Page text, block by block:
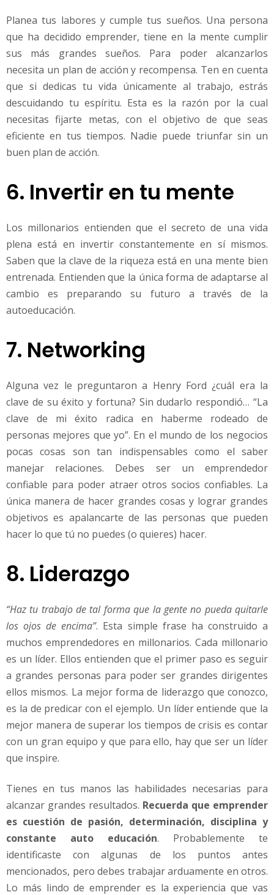
Planea tus labores y cumple tus sueños. Una persona
que ha decidido emprender, tiene en la mente cumplir
sus más grandes sueños. Para poder alcanzarlos
necesita un plan de acción y recompensa. Ten en cuenta
que si dedicas tu vida únicamente al trabajo, estrás
descuidando tu espíritu. Esta es la razón por la cual
necesitas fijarte metas, con el objetivo de que seas
eficiente en tus tiempos. Nadie puede triunfar sin un
buen plan de acción.
6. Invertir en tu mente
Los millonarios entienden que el secreto de una vida
plena está en invertir constantemente en sí mismos.
Saben que la clave de la riqueza está en una mente bien
entrenada. Entienden que la única forma de adaptarse al
cambio es preparando su futuro a través de la
autoeducación.
7. Networking
Alguna vez le preguntaron a Henry Ford ¿cuál era la
clave de su éxito y fortuna? Sin dudarlo respondió… “La
clave de mi éxito radica en haberme rodeado de
personas mejores que yo”. En el mundo de los negocios
pocas cosas son tan indispensables como el saber
manejar relaciones. Debes ser un emprendedor
confiable para poder atraer otros socios confiables. La
única manera de hacer grandes cosas y lograr grandes
objetivos es apalancarte de las personas que pueden
hacer lo que tú no puedes (o quieres) hacer.
8. Liderazgo
“Haz tu trabajo de tal forma que la gente no pueda quitarle
los ojos de encima”. Esta simple frase ha construido a
muchos emprendedores en millonarios. Cada millonario
es un líder. Ellos entienden que el primer paso es seguir
a grandes personas para poder ser grandes dirigentes
ellos mismos. La mejor forma de liderazgo que conozco,
es la de predicar con el ejemplo. Un líder entiende que la
mejor manera de superar los tiempos de crisis es contar
con un gran equipo y que para ello, hay que ser un líder
que inspire.
Tienes en tus manos las habilidades necesarias para
alcanzar grandes resultados. Recuerda que emprender
es cuestión de pasión, determinación, disciplina y
constante auto educación. Probablemente te
identificaste con algunas de los puntos antes
mencionados, pero debes trabajar arduamente en otros.
Lo más lindo de emprender es la experiencia que vas